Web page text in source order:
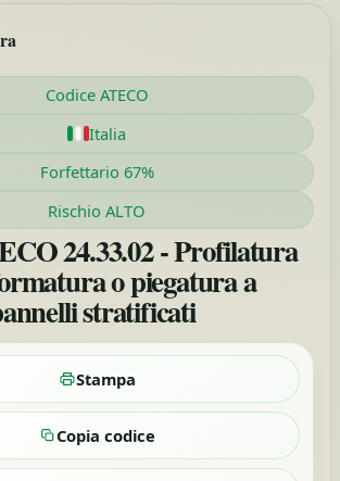
Codice ATECO
Italia
Forfettario 67%
Rischio ALTO
24.33.02 - Profilatura
o piegatura a
stratificati
Stampa
Copia codice